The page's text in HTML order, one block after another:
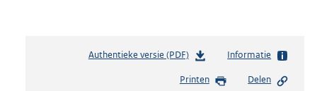
Authentieke versie (PDF)b
s
Informatie
Printen Delen